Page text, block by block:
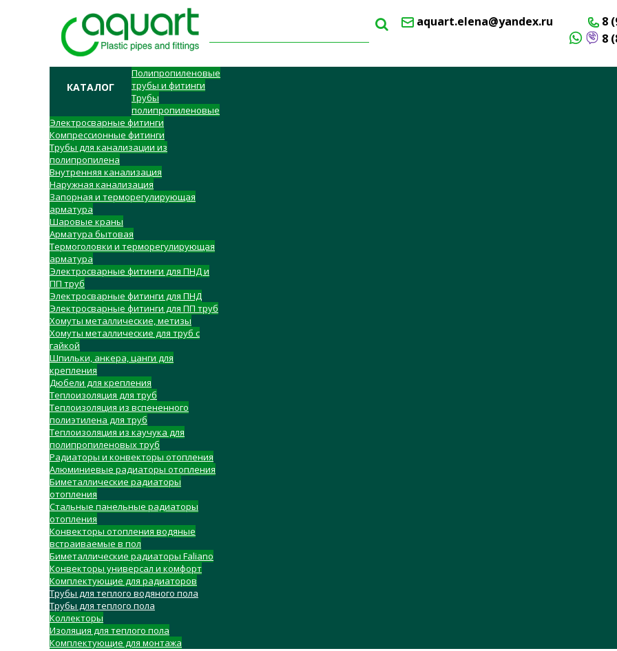
aquart.elena@yandex.ru
8
8
КАТАЛОГ
Полипропиленовые
трубы и фитинги
Трубы
полипропиленовые
Электросварные фитинги
Компрессионные фитинги
Трубы для канализации из
полипропилена
Внутренняя канализация
Наружная канализация
Запорная и терморегулирующая
арматура
Шаровые краны
Арматура бытовая
Термоголовки и терморегулирующая
арматура
Электросварные фитинги для ПНД и
ПП труб
Электросварные фитинги для ПНД
Электросварные фитинги для ПП труб
Хомуты металлические, метизы
Хомуты металлические для труб с
гайкой
Шпильки, анкера, цанги для
крепления
Дюбели для крепления
Теплоизоляция для труб
Теплоизоляция из вспененного
полиэтилена для труб
Теплоизоляция из каучука для
полипропиленовых труб
Радиаторы и конвекторы отопления
Алюминиевые радиаторы отопления
Биметаллические радиаторы
отопления
Стальные панельные радиаторы
отопления
Конвекторы отопления водяные
встраиваемые в пол
Биметаллические радиаторы Faliano
Конвекторы универсал и комфорт
Комплектующие для радиаторов
Трубы для теплого водяного пола
Трубы для теплого пола
Коллекторы
Изоляция для теплого пола
Комплектующие для монтажа